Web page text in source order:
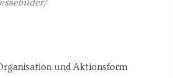
und Aktionsform